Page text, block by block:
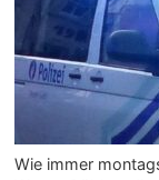
Wie immer